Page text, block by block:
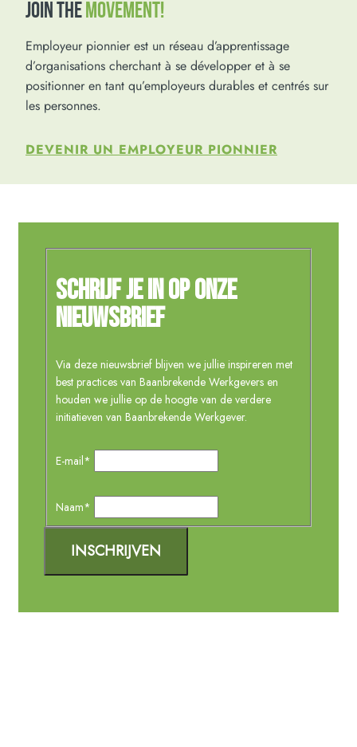
JOIN THEMOVEMENT!
Employeur pionnier est un réseau d’apprentissage
d’organisations cherchant à se développer et à se
positionner en tant qu’employeurs durables et centrés sur
les personnes.
DEVENIR UN EMPLOYEUR PIONNIER